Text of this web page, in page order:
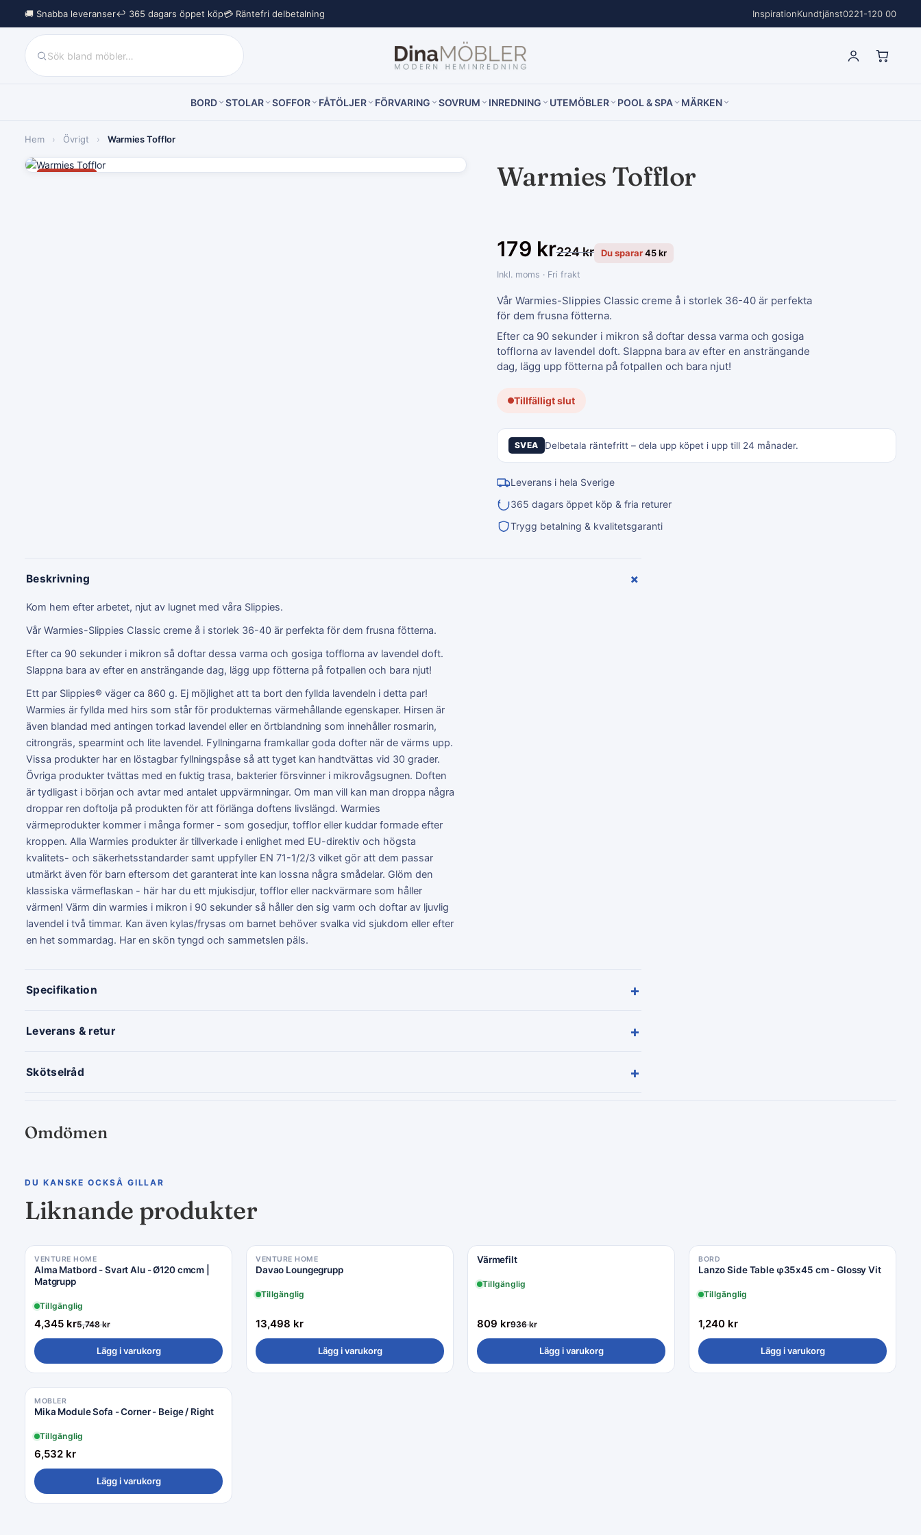
🚚 Snabba leveranser↩︎ 365 dagars öppet köp💳 Räntefri delbetalning InspirationKundtjänst0221-120 00
BORD STOLAR SOFFOR FÅTÖLJER FÖRVARING SOVRUM INREDNING UTEMÖBLER POOL & SPA MÄRKEN
Hem › Övrigt › Warmies Tofflor
Warmies Tofflor
179 kr224kr Du sparar45kr
Inkl. moms · Fri frakt
Vår Warmies-Slippies Classic creme å i storlek 36-40 är perfekta
för dem frusna fötterna.
Efter ca 90 sekunder i mikron så doftar dessa varma och gosiga
tofflorna av lavendel doft. Slappna bara av efter en ansträngande
dag, lägg upp fötterna på fotpallen och bara njut!
Tillfälligt slut
SVEA Delbetala räntefritt – dela upp köpet i upp till 24 månader.
Leverans i hela Sverige
365 dagars öppet köp & fria returer
Trygg betalning & kvalitetsgaranti
Beskrivning +
Kom hem efter arbetet, njut av lugnet med våra Slippies.
Vår Warmies-Slippies Classic creme å i storlek 36-40 är perfekta för dem frusna fötterna.
Efter ca 90 sekunder i mikron så doftar dessa varma och gosiga tofflorna av lavendel doft.
Slappna bara av efter en ansträngande dag, lägg upp fötterna på fotpallen och bara njut!
Ett par Slippies® väger ca 860 g. Ej möjlighet att ta bort den fyllda lavendeln i detta par!
Warmies är fyllda med hirs som står för produkternas värmehållande egenskaper. Hirsen är
även blandad med antingen torkad lavendel eller en örtblandning som innehåller rosmarin,
citrongräs, spearmint och lite lavendel. Fyllningarna framkallar goda dofter när de värms upp.
Vissa produkter har en löstagbar fyllningspåse så att tyget kan handtvättas vid 30 grader.
Övriga produkter tvättas med en fuktig trasa, bakterier försvinner i mikrovågsugnen. Doften
är tydligast i början och avtar med antalet uppvärmningar. Om man vill kan man droppa några
droppar ren doftolja på produkten för att förlänga doftens livslängd. Warmies
värmeprodukter kommer i många former - som gosedjur, tofflor eller kuddar formade efter
kroppen. Alla Warmies produkter är tillverkade i enlighet med EU-direktiv och högsta
kvalitets- och säkerhetsstandarder samt uppfyller EN 71-1/2/3 vilket gör att dem passar
utmärkt även för barn eftersom det garanterat inte kan lossna några smådelar. Glöm den
klassiska värmeflaskan - här har du ett mjukisdjur, tofflor eller nackvärmare som håller
värmen! Värm din warmies i mikron i 90 sekunder så håller den sig varm och doftar av ljuvlig
lavendel i två timmar. Kan även kylas/frysas om barnet behöver svalka vid sjukdom eller efter
en het sommardag. Har en skön tyngd och sammetslen päls.
Specifikation +
Leverans & retur +
Skötselråd +
Omdömen
DU KANSKE OCKSÅ GILLAR
Liknande produkter
Rea −24%
VENTURE HOME
Alma Matbord - Svart Alu - Ø120 cmcm |
Matgrupp
Tillgänglig
4,345 kr5,748kr
Lägg i varukorg
VENTURE HOME
Davao Loungegrupp
Tillgänglig
13,498 kr
Lägg i varukorg
Rea −14%
Värmefilt
Tillgänglig
809 kr936kr
Lägg i varukorg
BORD
Lanzo Side Table φ35x45 cm - Glossy Vit
Tillgänglig
1,240 kr
Lägg i varukorg
MOBLER
Mika Module Sofa - Corner - Beige / Right
Tillgänglig
6,532 kr
Lägg i varukorg